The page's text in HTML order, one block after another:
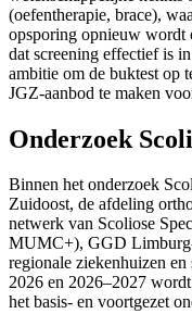
(oefentherapie, brace),
opsporing opnieuw wordt
dat screening effectief is
ambitie om de buktest op
JGZ-aanbod te maken
Onderzoek
Binnen het onderzoek
Zuidoost, de afdeling
netwerk van Scoliose
MUMC+), GGD
regionale ziekenhuizen
2026 en 2026–2027
het basis- en voortgezet